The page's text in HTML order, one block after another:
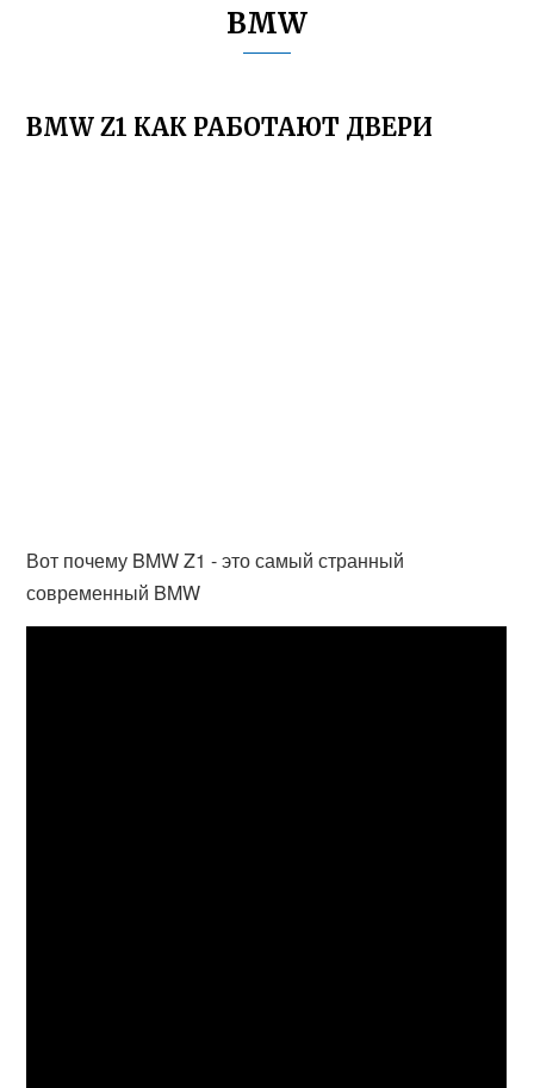
BMW
BMW Z1 КАК РАБОТАЮТ ДВЕРИ
Вот почему BMW Z1 - это самый странный
современный BMW